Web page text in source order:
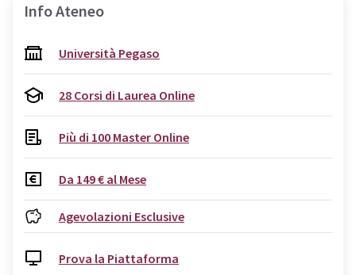
Info Ateneo
Università Pegaso
28 Corsi di Laurea Online
Più di 100 Master Online
Da 149 € al Mese
Agevolazioni Esclusive
Prova la Piattaforma